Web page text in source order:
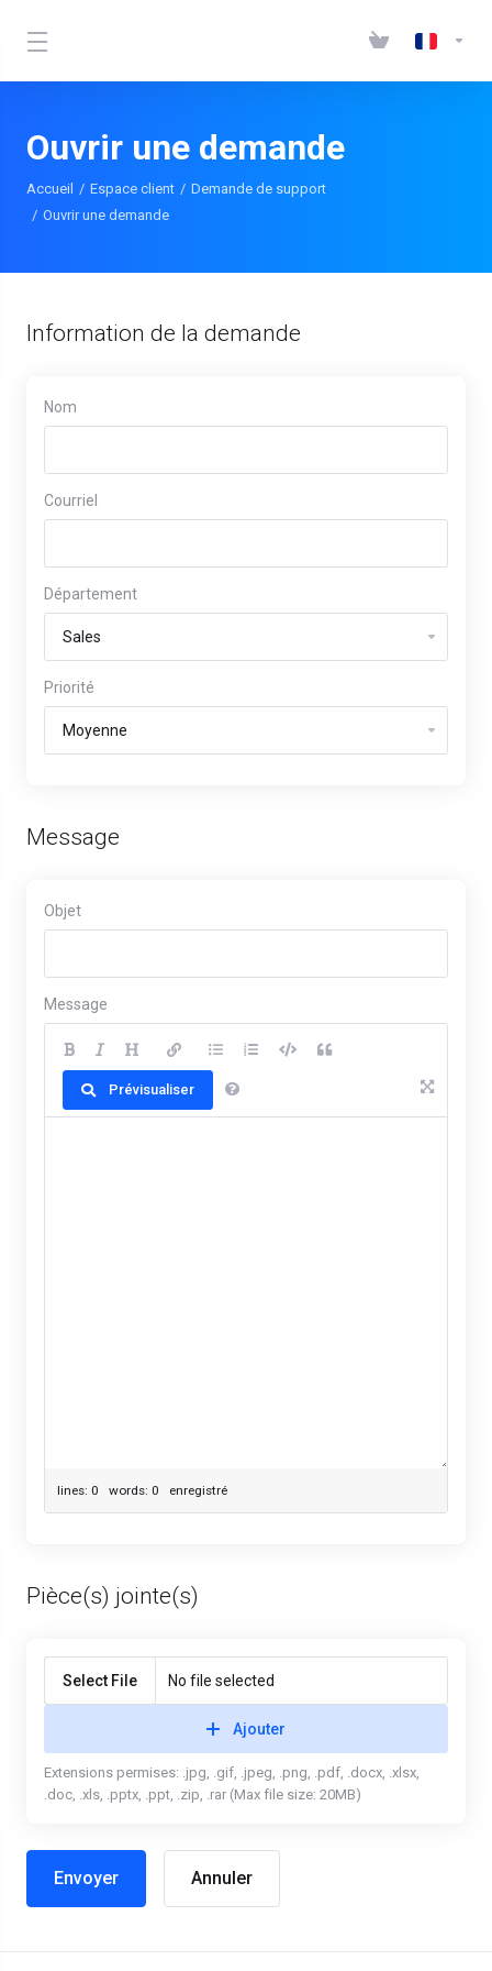
Ouvrir une demande
Accueil Espace client
Demande de support
Ouvrir une demande
Information de la demande
Nom
Courriel
Département
Priorité
Message
Objet
Message
Prévisualiser
lines: 0 words: 0 enregistré
Pièce(s) jointe(s)
Select File No file selected
Ajouter
Extensions permises: .jpg, .gif, .jpeg, .png, .pdf, .docx, .xlsx,
.doc, .xls, .pptx, .ppt, .zip, .rar (Max file size: 20MB)
Annuler